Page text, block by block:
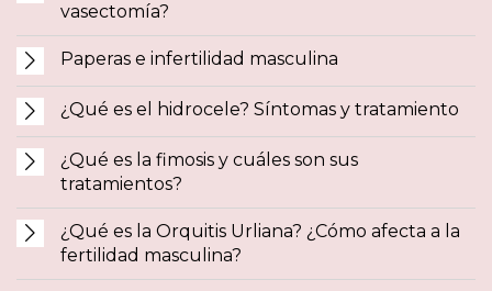
vasectomía?
Paperas e infertilidad masculina
¿Qué es el hidrocele? Síntomas y tratamiento
¿Qué es la fimosis y cuáles son sus
tratamientos?
¿Qué es la Orquitis Urliana? ¿Cómo afecta a la
fertilidad masculina?